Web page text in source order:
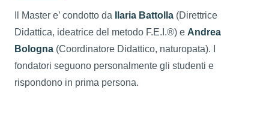
Il Master e’ condotto da Ilaria Battolla (Direttrice
Didattica, ideatrice del metodo F.E.I.®) e Andrea
Bologna (Coordinatore Didattico, naturopata). I
fondatori seguono personalmente gli studenti e
rispondono in prima persona.